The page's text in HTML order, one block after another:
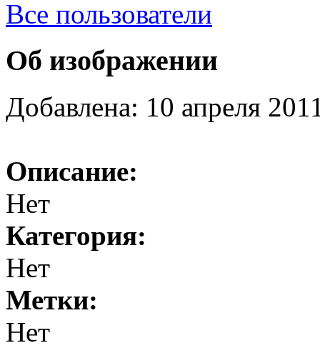
Все пользователи
Об изображении
Добавлена: 10 апреля
Описание:
Нет
Категория:
Нет
Метки:
Нет